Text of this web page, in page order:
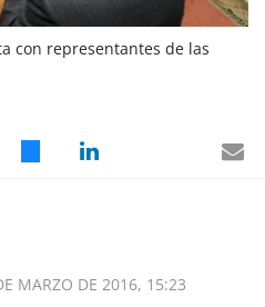
con representantes de las
MARZO DE 2016, 15:23